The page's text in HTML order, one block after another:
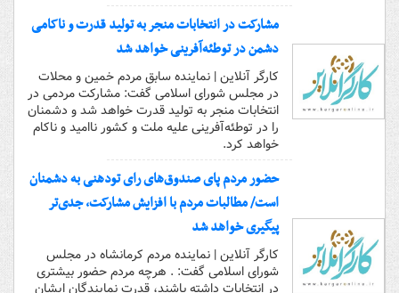
مشارکت در انتخابات منجر به تولید قدرت و ناکامی
دشمن در توطئه‌آفرینی خواهد شد
کارگر آنلاین | نماینده سابق مردم خمین و محلات
در مجلس شورای اسلامی گفت: مشارکت مردمی در
انتخابات منجر به تولید قدرت خواهد شد و دشمنان
را در توطئه‌آفرینی علیه ملت و کشور ناامید و ناکام
خواهد کرد.
حضور مردم پای صندوق‌های رای تودهنی به دشمنان
است/ مطالبات مردم با افزایش مشارکت، جدی‌تر
پیگیری خواهد شد
کارگر آنلاین | نماینده مردم کرمانشاه در مجلس
شورای اسلامی گفت: . هرچه مردم حضور بیشتری
در انتخابات داشته باشند، قدرت نمایندگان ایشان